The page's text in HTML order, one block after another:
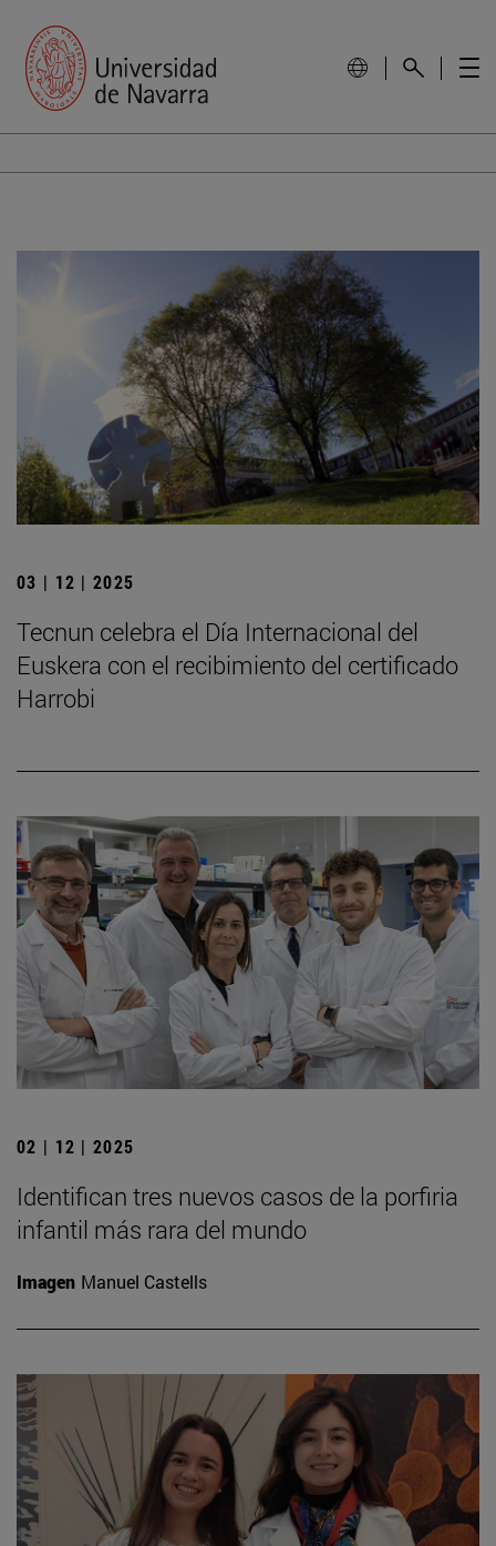
03 | 12 | 2025
Tecnun celebra el Día Internacional del
Euskera con el recibimiento del certificado
Harrobi
02 | 12 | 2025
Identifican tres nuevos casos de la porfiria
infantil más rara del mundo
Imagen Manuel Castells